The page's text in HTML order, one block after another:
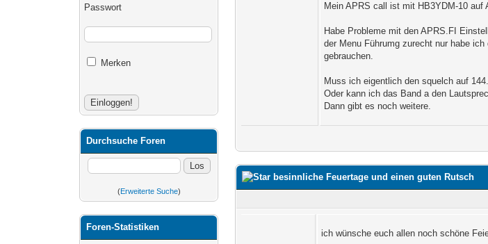
Passwort
Merken
Durchsuche Foren
(Erweiterte Suche)
Foren-Statistiken
Mein APRS call ist mit HB3YDM-10 auf
Habe Probleme mit den APRS.FI
der Menu Führumg zurecht nur habe
gebrauchen.
Muss ich eigentlich den squelch auf
Oder kann ich das Band a den
Dann gibt es noch weitere.
besinnliche Feuertage und einen guten Rutsch
ich wünsche euch allen noch schöne